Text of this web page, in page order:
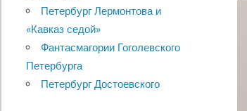
Петербург Лермонтова и
«Кавказ седой»
Фантасмагории Гоголевского
Петербурга
Петербург Достоевского